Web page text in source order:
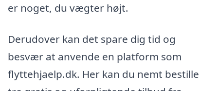
er noget, du vægter højt.
Derudover kan det spare dig tid og
besvær at anvende en platform som
flyttehjaelp.dk. Her kan du nemt bestille